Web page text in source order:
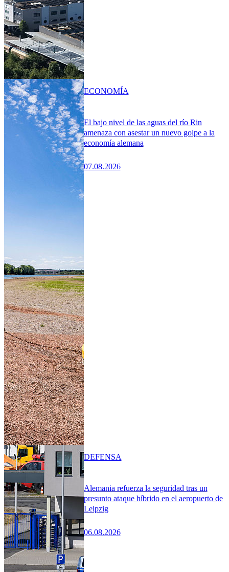
El bajo nivel de las aguas del río Rin
amenaza con asestar un nuevo golpe a la
economía alemana
07.08.2026
ECONOMÍA
Alemania refuerza la seguridad tras un
presunto ataque híbrido en el aeropuerto de
Leipzig
06.08.2026
DEFENSA